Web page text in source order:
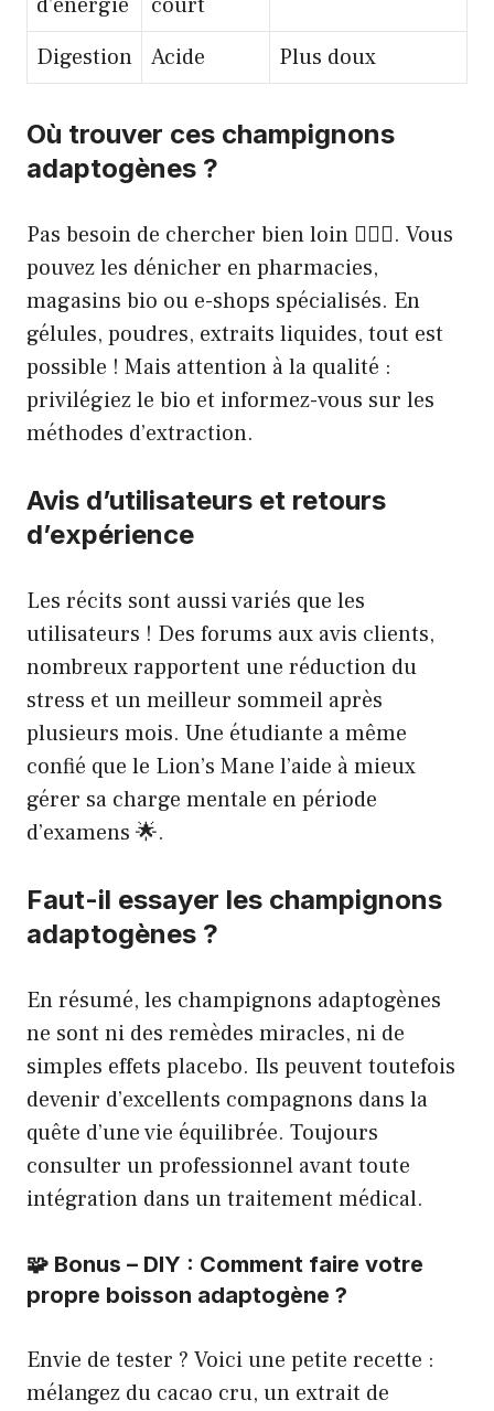
Digestion Acide Plus doux
Où trouver ces champignons
adaptogènes ?
Pas besoin de chercher bien loin 🕵🏼‍♂️. Vous
pouvez les dénicher en pharmacies,
magasins bio ou e-shops spécialisés. En
gélules, poudres, extraits liquides, tout est
possible ! Mais attention à la qualité :
privilégiez le bio et informez-vous sur les
méthodes d’extraction.
Avis d’utilisateurs et retours
d’expérience
Les récits sont aussi variés que les
utilisateurs ! Des forums aux avis clients,
nombreux rapportent une réduction du
stress et un meilleur sommeil après
plusieurs mois. Une étudiante a même
confié que le Lion’s Mane l’aide à mieux
gérer sa charge mentale en période
d’examens 🌟.
Faut-il essayer les champignons
adaptogènes ?
En résumé, les champignons adaptogènes
ne sont ni des remèdes miracles, ni de
simples effets placebo. Ils peuvent toutefois
devenir d’excellents compagnons dans la
quête d’une vie équilibrée. Toujours
consulter un professionnel avant toute
intégration dans un traitement médical.
🧩 Bonus – DIY : Comment faire votre
propre boisson adaptogène ?
Envie de tester ? Voici une petite recette :
mélangez du cacao cru, un extrait de